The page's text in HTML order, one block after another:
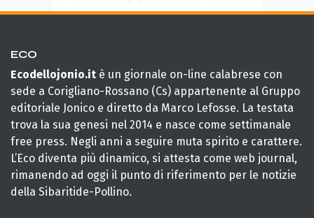
ECO
Ecodellojonio.it è un giornale on-line calabrese con
sede a Corigliano-Rossano (Cs) appartenente al Gruppo
editoriale Jonico e diretto da Marco Lefosse. La testata
trova la sua genesi nel 2014 e nasce come settimanale
free press. Negli anni a seguire muta spirito e carattere.
L’Eco diventa più dinamico, si attesta come web journal,
rimanendo ad oggi il punto di riferimento per le notizie
della Sibaritide-Pollino.